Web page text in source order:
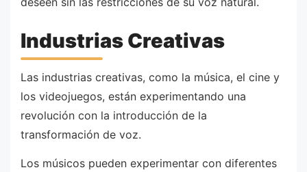
Industrias Creativas
Las industrias creativas, como la música, el cine y
los videojuegos, están experimentando una
revolución con la introducción de la
transformación de voz.
Los músicos pueden experimentar con diferentes